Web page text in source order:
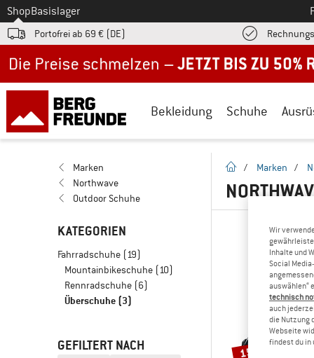
Zum
ShopBasislager
Portofrei ab 69 € (DE)
Bekleidung Schuhe
Marken
Northwave
Outdoor Schuhe
KATEGORIEN
Fahrradschuhe (19)
Mountainbikeschuhe (10)
Rennradschuhe (6)
Überschuhe (3)
GEFILTERT NACH
Startseite
/ Marken /
15%
Wir
Inhalte und
Social
auswählen“
technisch
auch
die Nutzung
Webseite
findest du in